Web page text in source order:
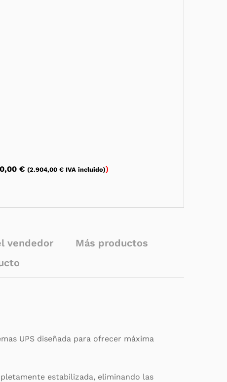
€ (2.904,00 € IVA incluido))
vendedor
Más productos
UPS diseñada para ofrecer máxima
estabilizada, eliminando las